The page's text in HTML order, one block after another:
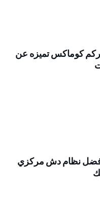
كوماكس تميزه عن
أفضل نظام دش مركزي